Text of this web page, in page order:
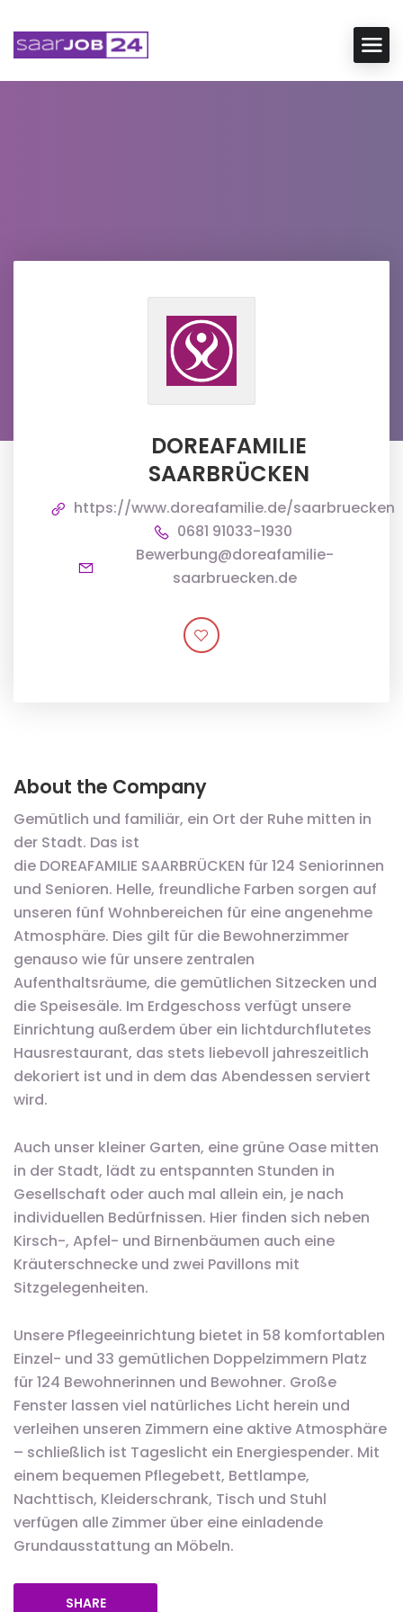
DOREAFAMILIE
SAARBRÜCKEN
https://www.doreafamilie.de/saarbruecken
0681 91033-1930
Bewerbung@doreafamilie-
saarbruecken.de
About the Company
Gemütlich und familiär, ein Ort der Ruhe mitten in
der Stadt. Das ist
die DOREAFAMILIE SAARBRÜCKEN für 124 Seniorinnen
und Senioren. Helle, freundliche Farben sorgen auf
unseren fünf Wohnbereichen für eine angenehme
Atmosphäre. Dies gilt für die Bewohnerzimmer
genauso wie für unsere zentralen
Aufenthaltsräume, die gemütlichen Sitzecken und
die Speisesäle. Im Erdgeschoss verfügt unsere
Einrichtung außerdem über ein lichtdurchflutetes
Hausrestaurant, das stets liebevoll jahreszeitlich
dekoriert ist und in dem das Abendessen serviert
wird.
Auch unser kleiner Garten, eine grüne Oase mitten
in der Stadt, lädt zu entspannten Stunden in
Gesellschaft oder auch mal allein ein, je nach
individuellen Bedürfnissen. Hier finden sich neben
Kirsch-, Apfel- und Birnenbäumen auch eine
Kräuterschnecke und zwei Pavillons mit
Sitzgelegenheiten.
Unsere Pflegeeinrichtung bietet in 58 komfortablen
Einzel- und 33 gemütlichen Doppelzimmern Platz
für 124 Bewohnerinnen und Bewohner. Große
Fenster lassen viel natürliches Licht herein und
verleihen unseren Zimmern eine aktive Atmosphäre
– schließlich ist Tageslicht ein Energiespender. Mit
einem bequemen Pflegebett, Bettlampe,
Nachttisch, Kleiderschrank, Tisch und Stuhl
verfügen alle Zimmer über eine einladende
Grundausstattung an Möbeln.
SHARE